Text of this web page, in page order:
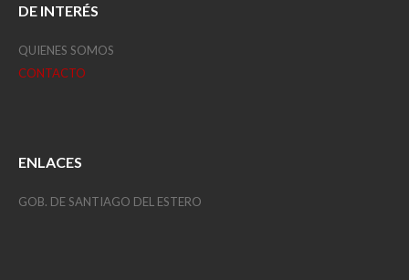
DE INTERÉS
QUIENES SOMOS
CONTACTO
ENLACES
GOB. DE SANTIAGO DEL ESTERO